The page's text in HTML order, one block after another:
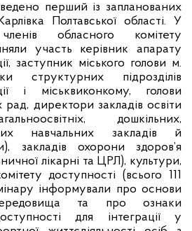
перший із запланованих
Полтавської області. У
обласного комітету
участь керівник апарату
заступник міського голови м.
структурних підрозділів
і міськвиконкому, голови
директори закладів освіти
дошкільних,
навчальних закладів й
закладів охорони здоров’я
лікарні та ЦРЛ), культури,
доступності (всього 111
інформували про основи
та про ознаки
для інтеграції у